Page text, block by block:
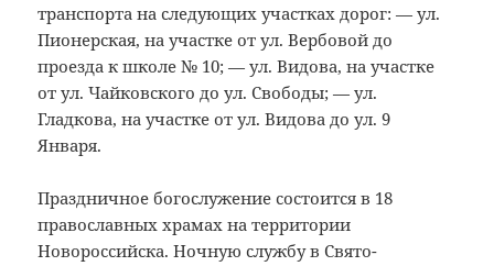
транспорта на следующих участках дорог: — ул.
Пионерская, на участке от ул. Вербовой до
проезда к школе № 10; — ул. Видова, на участке
от ул. Чайковского до ул. Свободы; — ул.
Гладкова, на участке от ул. Видова до ул. 9
Января.
Праздничное богослужение состоится в 18
православных храмах на территории
Новороссийска. Ночную службу в Свято-